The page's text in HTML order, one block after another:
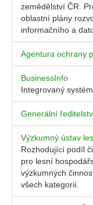
zemědělství ČR.
oblastní plány
informačního a
Agentura ochrany
BusinessInfo
Integrovaný
Generální
Výzkumný ústav
Rozhodující podíl
pro lesní
výzkumných
všech kategorií.